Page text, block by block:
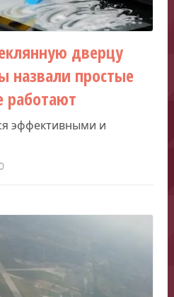
дверцу
назвали простые
работают
эффективными и